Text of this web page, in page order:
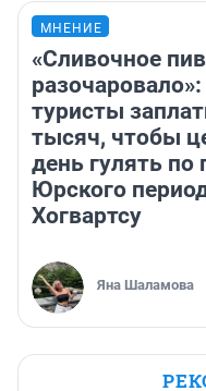
МНЕНИЕ
«Сливочное
разочаровало»:
туристы
тысяч, чтобы
день гулять по
Юрского
Хогвартсу
Яна Шаламова